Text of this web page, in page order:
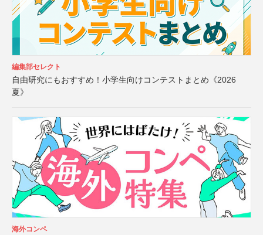
編集部セレクト
自由研究にもおすすめ！小学生向けコンテストまとめ《2026
夏》
海外コンペ